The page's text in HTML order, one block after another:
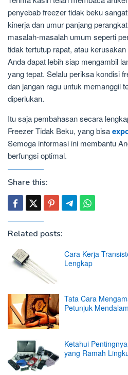
penyebab freezer tidak beku
kinerja dan umur panjang
masalah-masalah umum seperti
tidak tertutup rapat, atau
Anda dapat lebih siap mengambil
yang tepat. Selalu periksa kondisi
dan jangan ragu untuk memanggil
diperlukan.
Itu saja pembahasan secara
Freezer Tidak Beku, yang bisa
Semoga informasi ini membantu
berfungsi optimal.
Share this:
Related posts:
Cara Kerja
Lengkap
Tata Cara
Petunjuk Mendalam
Ketahui
yang Ramah